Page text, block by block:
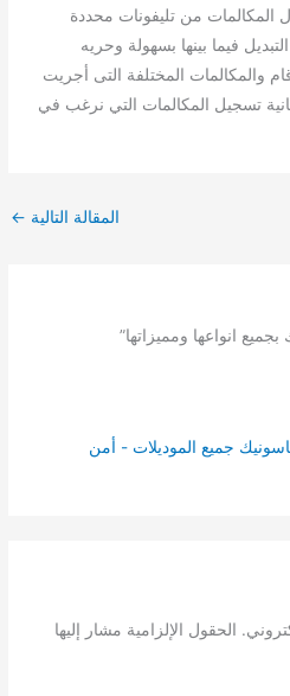
المكالمات من تليفونات محددة
فيما بينها بسهولة وحريه
والمكالمات المختلفة التى أجريت
تسجيل المكالمات التي نرغب في
المقالة التالية ←
جميع الموديلات - أمن
الحقول الإلزامية مشار إليها